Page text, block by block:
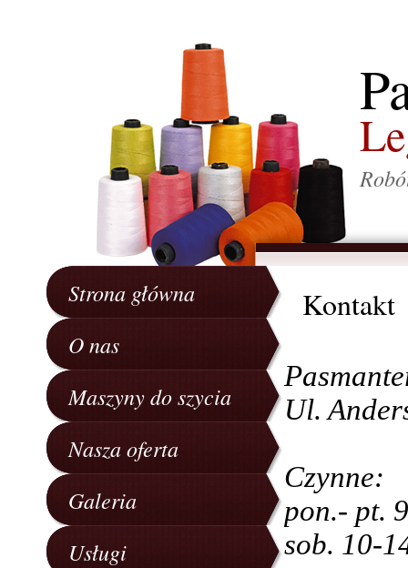
Strona główna
O nas
Maszyny do szycia
Nasza oferta
Galeria
Usługi
Kontakt
Ul.
Czynne:
pon.- pt.
sob. 10-